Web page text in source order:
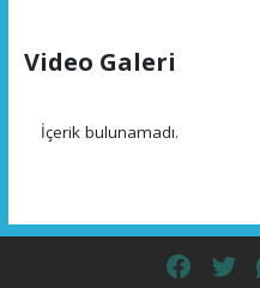
Video Galeri
İçerik bulunamadı.